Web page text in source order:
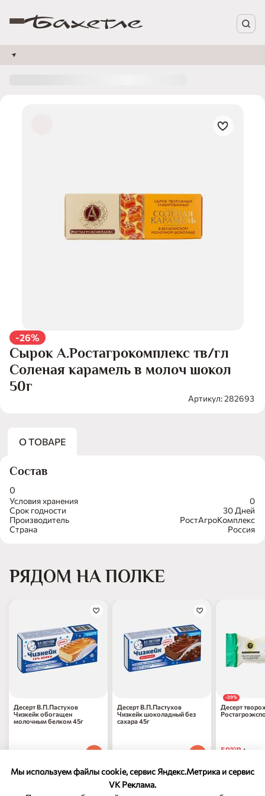
Мы используем файлы cookie, сервис Яндекс.Метрика и сервис
VK Реклама.
-26%
Сырок А.Ростагрокомплекс тв/гл
Соленая карамель в молоч шокол
50г
Артикул: 282693
О ТОВАРЕ
Условия хранения
0
Срок годности
30 Дней
Производитель
РостАгроКомплекс
Страна
Россия
Состав
0
РЯДОМ НА ПОЛКЕ
Десерт В.П.Пастухов
Чизкейк обогащен
молочным белком 45г
Десерт В.П.Пастухов
Чизкейк шоколадный без
сахара 45г
-39%
Десерт
5990₽ 1 шт